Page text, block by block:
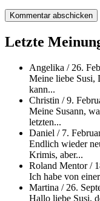
Letzte
Angelika / 26.
Meine liebe Susi,
kann...
Christin /9.
Meine Susann,
letzten...
Daniel / 7.
Endlich wieder
Krimis, aber...
Roland Mentor/
Ich habe von
Martina / 26.
Hallo liebe Susi,